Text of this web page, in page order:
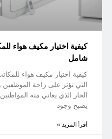
كيفية اختيار مكيف هواء
شامل
كيفية اختيار مكيف هواء
التي تؤثر على راحة
الحار الذي يعاني منه
يصبح وجود
أقرأ المزيد »